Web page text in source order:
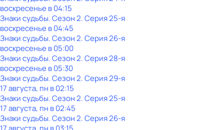
воскресенье в04:15
Знаки судьбы. Сезон 2. Серия 25-я
воскресенье в04:45
Знаки судьбы. Сезон 2. Серия 26-я
воскресенье в05:00
Знаки судьбы. Сезон 2. Серия 28-я
воскресенье в05:30
Знаки судьбы. Сезон 2. Серия 29-я
17 августа, пн в 02:15
Знаки судьбы. Сезон 2. Серия 25-я
17 августа, пн в 02:45
Знаки судьбы. Сезон 2. Серия 26-я